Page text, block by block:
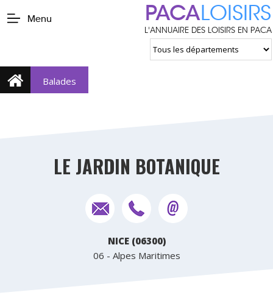
Menu PACALOISIRS
L'ANNUAIRE DES LOISIRS EN PACA
Balades
LE JARDIN BOTANIQUE
NICE (06300)
06 - Alpes Maritimes